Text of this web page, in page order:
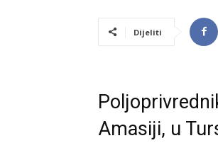
Dijeliti
Amasiji, u